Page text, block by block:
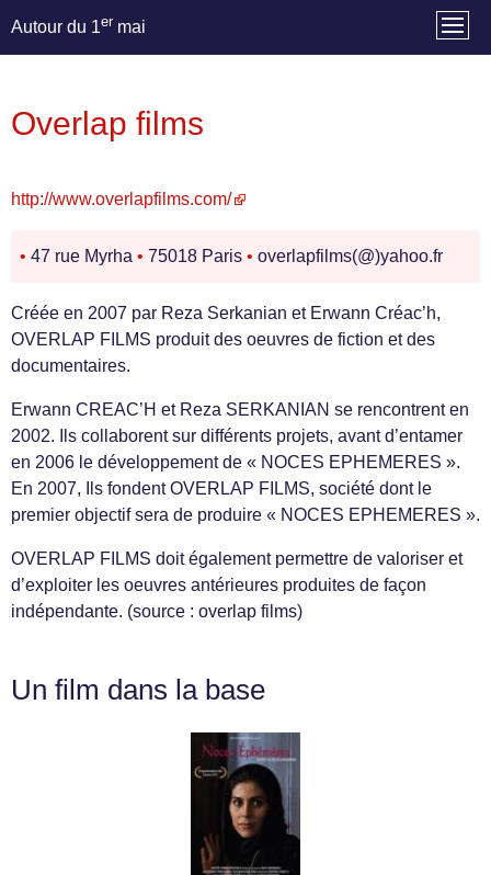
Autour du 1er mai
Overlap films
http://www.overlapfilms.com/
• 47 rue Myrha • 75018 Paris • overlapfilms(@)yahoo.fr
Créée en 2007 par Reza Serkanian et Erwann Créac’h,
OVERLAP FILMS produit des oeuvres de fiction et des
documentaires.
Erwann CREAC’H et Reza SERKANIAN se rencontrent en
2002. Ils collaborent sur différents projets, avant d’entamer
en 2006 le développement de « NOCES EPHEMERES ».
En 2007, Ils fondent OVERLAP FILMS, société dont le
premier objectif sera de produire « NOCES EPHEMERES ».
OVERLAP FILMS doit également permettre de valoriser et
d’exploiter les oeuvres antérieures produites de façon
indépendante. (source : overlap films)
Un film dans la base